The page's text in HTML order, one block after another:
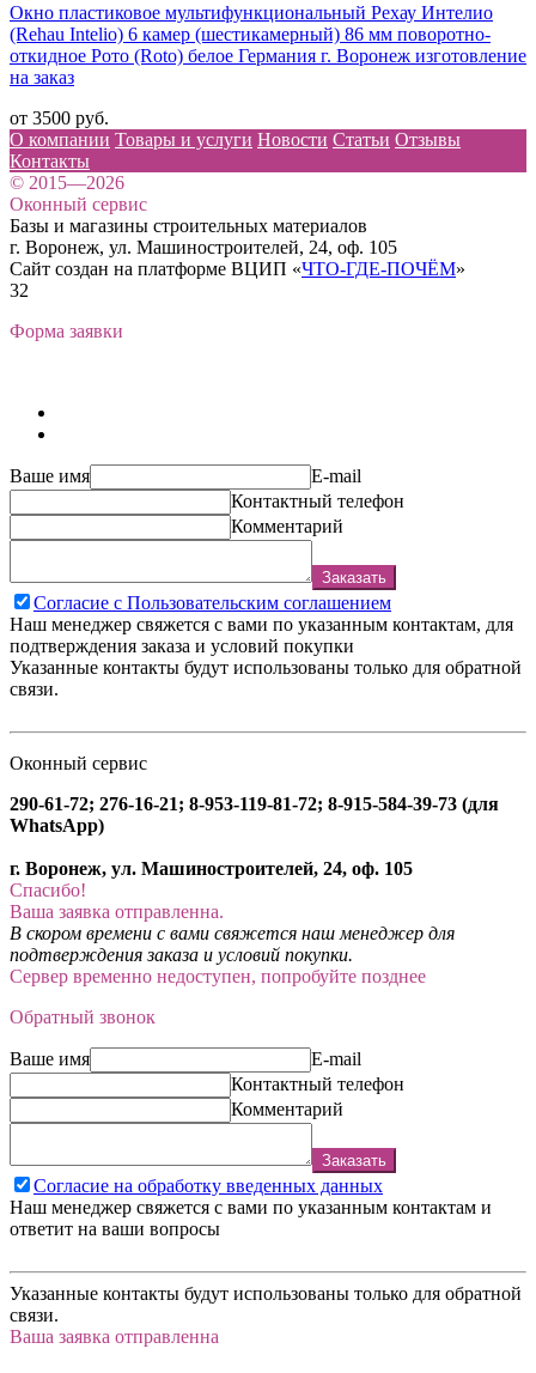
Окно пластиковое мультифункциональный Рехау Интелио
(Rehau Intelio) 6 камер (шестикамерный) 86 мм поворотно-
откидное Рото (Roto) белое Германия г. Воронеж изготовление
на заказ
от 3500 руб.
О компании Товары и услуги Новости Статьи Отзывы
Контакты
© 2015—2026
Оконный сервис
Базы и магазины строительных материалов
г. Воронеж, ул. Машиностроителей, 24, оф. 105
Сайт создан на платформе ВЦИП «ЧТО-ГДЕ-ПОЧЁМ»
32
Форма заявки
Ваше имя
E-mail
Контактный телефон
Комментарий
Заказать
Согласие с Пользовательским соглашением
Наш менеджер свяжется с вами по указанным контактам, для
подтверждения заказа и условий покупки
Указанные контакты будут использованы только для обратной
связи.
Оконный сервис
290-61-72; 276-16-21; 8-953-119-81-72; 8-915-584-39-73 (для
WhatsApp)
г. Воронеж, ул. Машиностроителей, 24, оф. 105
Спасибо!
Ваша заявка отправленна.
В скором времени с вами свяжется наш менеджер для
подтверждения заказа и условий покупки.
Сервер временно недоступен, попробуйте позднее
Обратный звонок
Ваше имя
E-mail
Контактный телефон
Комментарий
Заказать
Согласие на обработку введенных данных
Наш менеджер свяжется с вами по указанным контактам и
ответит на ваши вопросы
Указанные контакты будут использованы только для обратной
связи.
Ваша заявка отправленна